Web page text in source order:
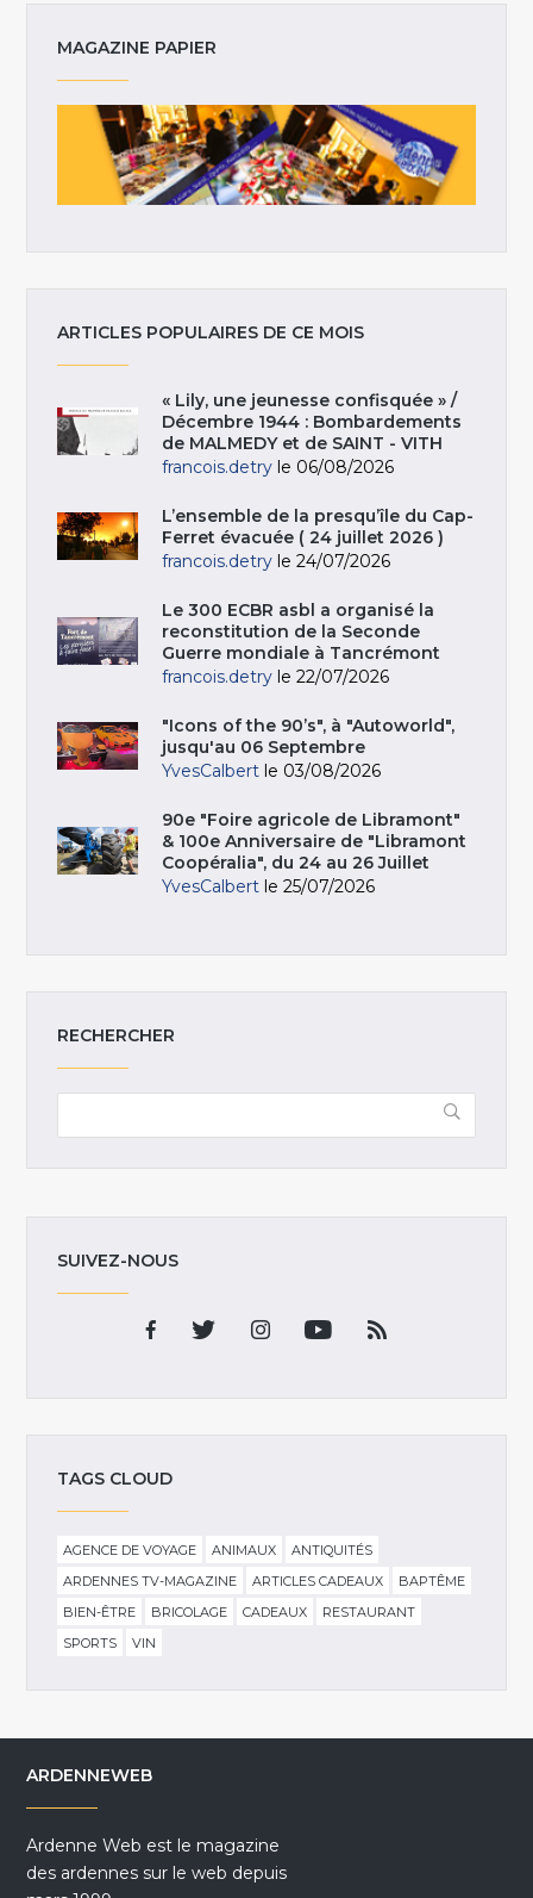
MAGAZINE PAPIER
ARTICLES POPULAIRES DE CE MOIS
« Lily, une jeunesse confisquée » /
Décembre 1944 : Bombardements
de MALMEDY et de SAINT - VITH
francois.detry le 06/08/2026
L’ensemble de la presqu’île du Cap-
Ferret évacuée ( 24 juillet 2026 )
francois.detry le 24/07/2026
Le 300 ECBR asbl a organisé la
reconstitution de la Seconde
Guerre mondiale à Tancrémont
francois.detry le 22/07/2026
"Icons of the 90’s", à "Autoworld",
jusqu'au 06 Septembre
YvesCalbert le 03/08/2026
90e "Foire agricole de Libramont"
& 100e Anniversaire de "Libramont
Coopéralia", du 24 au 26 Juillet
YvesCalbert le 25/07/2026
RECHERCHER
SUIVEZ-NOUS
TAGS CLOUD
AGENCE DE VOYAGE ANIMAUX
ANTIQUITÉS
ARDENNES TV-MAGAZINE
ARTICLES CADEAUX
BAPTÊME
BIEN-ÊTRE
BRICOLAGE CADEAUX
RESTAURANT
SPORTS
VIN
ARDENNEWEB
Ardenne Web est le magazine
des ardennes sur le web depuis